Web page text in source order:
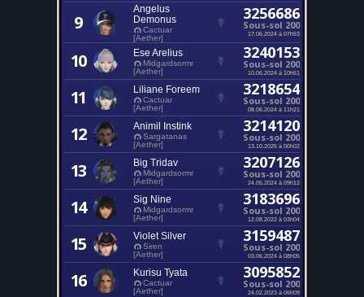
9
Angelus
Demonus
Cactuar
[Aether]
3256686
Sous-sol 200
17.06.2024 à 07h53
10 Ese Arelius
Midgardsormr
[Aether]
3240153
Sous-sol 200
10.06.2024 à 10h51
11 Liliane Foreem
Cactuar
[Aether]
3218654
Sous-sol 200
08.06.2024 à 11h21
12 Animil Instink
Sargatanas
[Aether]
3214120
Sous-sol 200
13.10.2025 à 00h02
13 Big Tridav
Midgardsormr
[Aether]
3207126
Sous-sol 200
24.05.2024 à 09h12
14 Sig Nine
Midgardsormr
[Aether]
3183696
Sous-sol 200
12.08.2022 à 03h04
15 Violet Silver
Siren
[Aether]
3159487
Sous-sol 200
03.06.2024 à 08h05
16 Kurisu Tyata
Cactuar
[Aether]
3095852
Sous-sol 200
24.02.2023 à 06h09